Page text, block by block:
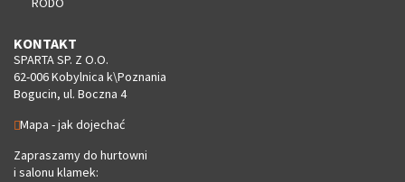
KONTAKT
SPARTA SP. Z O.O.
62-006 Kobylnica k\Poznania
Bogucin, ul. Boczna 4
Mapa - jak dojechać
Zapraszamy do hurtowni
i salonu klamek: